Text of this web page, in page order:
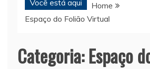
Você está aqui
Home
Espaço do Folião Virtual
Categoria:Espaço